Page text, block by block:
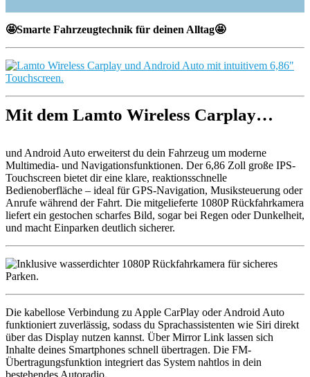
🤩Smarte Fahrzeugtechnik für deinen Alltag🤩
Mit dem Lamto Wireless Carplay…
und Android Auto erweiterst du dein Fahrzeug um moderne
Multimedia- und Navigationsfunktionen. Der 6,86 Zoll große IPS-
Touchscreen bietet dir eine klare, reaktionsschnelle
Bedienoberfläche – ideal für GPS-Navigation, Musiksteuerung oder
Anrufe während der Fahrt. Die mitgelieferte 1080P Rückfahrkamera
liefert ein gestochen scharfes Bild, sogar bei Regen oder Dunkelheit,
und macht Einparken deutlich sicherer.
Die kabellose Verbindung zu Apple CarPlay oder Android Auto
funktioniert zuverlässig, sodass du Sprachassistenten wie Siri direkt
über das Display nutzen kannst. Über Mirror Link lassen sich
Inhalte deines Smartphones schnell übertragen. Die FM-
Übertragungsfunktion integriert das System nahtlos in dein
bestehendes Autoradio.